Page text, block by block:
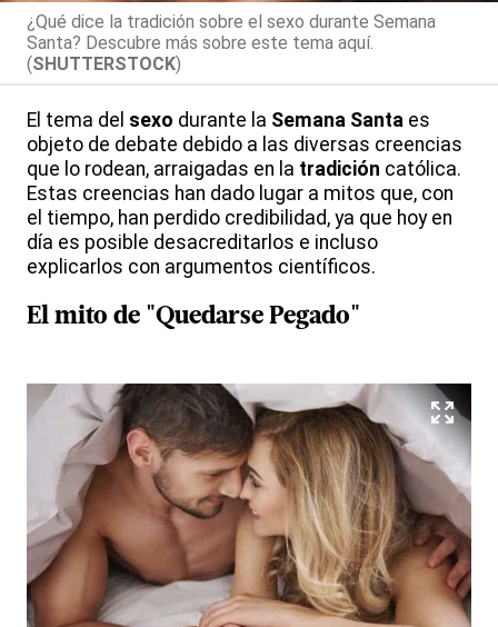
¿Qué dice la tradición sobre el sexo durante Semana
Santa? Descubre más sobre este tema aquí.
(SHUTTERSTOCK)
El tema del sexo durante la Semana Santa es
objeto de debate debido a las diversas creencias
que lo rodean, arraigadas en la tradición católica.
Estas creencias han dado lugar a mitos que, con
el tiempo, han perdido credibilidad, ya que hoy en
día es posible desacreditarlos e incluso
explicarlos con argumentos científicos.
El mito de "Quedarse Pegado"